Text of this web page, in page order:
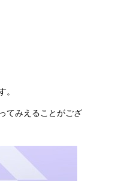
。
てみえることがござ